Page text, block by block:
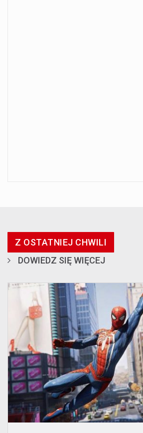
Z OSTATNIEJ CHWILI
DOWIEDZ SIĘ WIĘCEJ